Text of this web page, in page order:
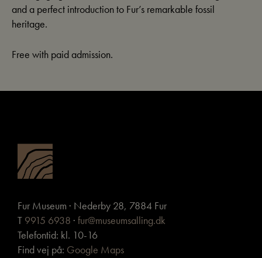
and a perfect introduction to Fur’s remarkable fossil
heritage.
Free with paid admission.
Fur Museum · Nederby 28, 7884 Fur
T 9915 6938 · fur@museumsalling.dk
Telefontid: kl. 10-16
Find vej på: Google Maps